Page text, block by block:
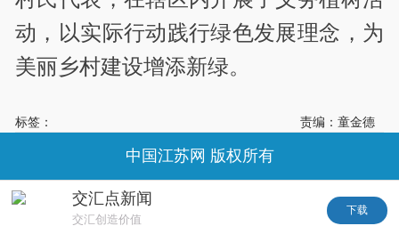
动，以实际行动践行绿色发展理念，为
美丽乡村建设增添新绿。
标签： 责编：童金德
交汇点新闻
交汇创造价值
下载
中国江苏网 版权所有